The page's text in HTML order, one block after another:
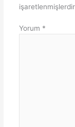
işaretlenmişlerdir
Yorum *